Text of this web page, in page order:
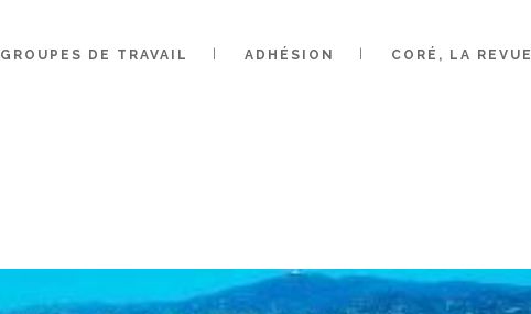
GROUPES DE TRAVAIL ADHÉSION CORÉ, LA REVUE